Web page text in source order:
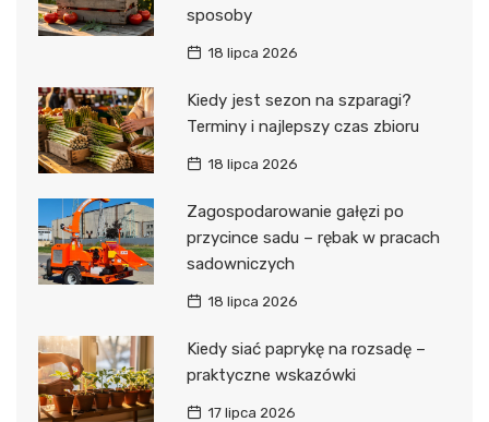
sposoby
18 lipca 2026
Kiedy jest sezon na szparagi?
Terminy i najlepszy czas zbioru
18 lipca 2026
Zagospodarowanie gałęzi po
przycince sadu – rębak w pracach
sadowniczych
18 lipca 2026
Kiedy siać paprykę na rozsadę –
praktyczne wskazówki
17 lipca 2026